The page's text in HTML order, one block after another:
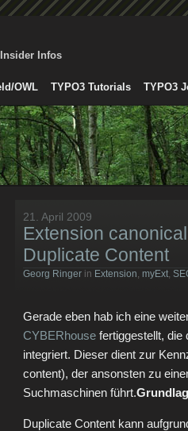
Infos
OWL TYPO3 Tutorials TYPO3
21. April 2009
Extension
Duplicate Content
Georg Ringer in Extension, myExt,
Gerade eben hab ich eine
CYBERhouse fertiggestellt, die
integriert. Dieser dient zur
content), der ansonsten zu
Suchmaschinen führt.
Duplicate Content kann